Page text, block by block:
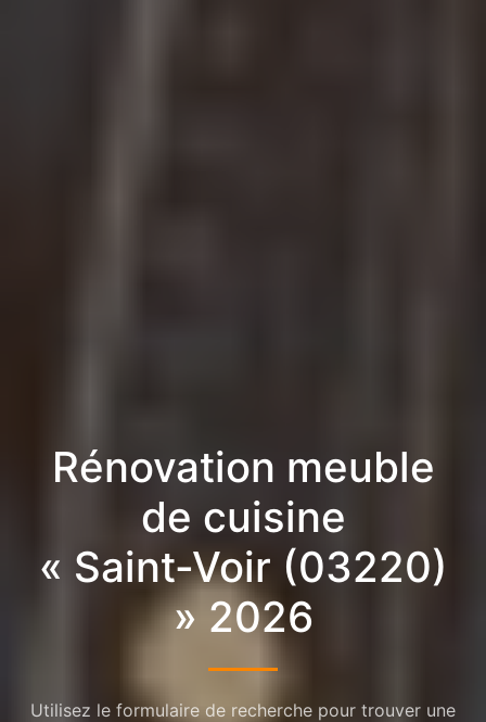
Rénovation meuble
de cuisine
« Saint-Voir (03220)
» 2026
Utilisez le formulaire de recherche pour trouver une